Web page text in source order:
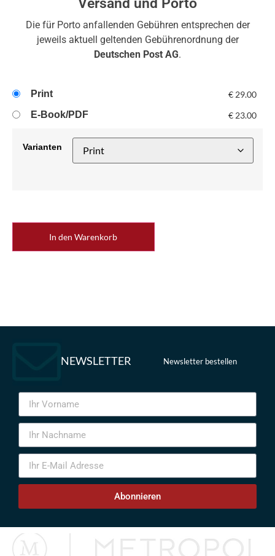
Versand und Porto
Die für Porto anfallenden Gebühren entsprechen der
jeweils aktuell geltenden Gebührenordnung der
Deutschen Post AG.
Print € 29.00
E-Book/PDF
€ 23.00
Varianten
In den Warenkorb
NEWSLETTER Newsletter bestellen
Abonnieren